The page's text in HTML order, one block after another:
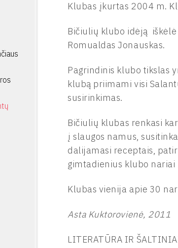
Klubas įkurtas 2004 m.
Bičiulių klubo idėją
Romualdas Jonauskas.
Pagrindinis klubo tikslas
klubą priimami visi
susirinkimas.
Bičiulių klubas renkasi
į slaugos namus,
dalijamasi receptais,
gimtadienius klubo nariai
Klubas vienija apie 30
Asta Kuktorovienė, 2011
LITERATŪRA IR